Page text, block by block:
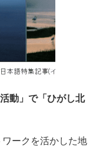
動」で「ひがし北
ークを活かした地